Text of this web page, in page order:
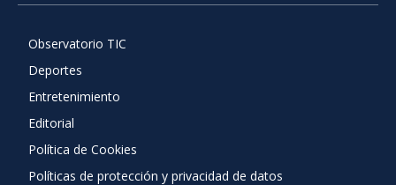
Observatorio TIC
Deportes
Entretenimiento
Editorial
Política de Cookies
Políticas de protección y privacidad de datos